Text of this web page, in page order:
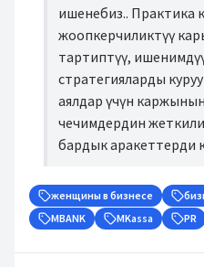
ишенебиз.. Практика
жоопкерчиликтүү
тартиптүү,
стратегияларды
аялдар үчүн
чечимдердин
бардык аракеттерди
женщины в бизнесе
MBANK
MKassa PR